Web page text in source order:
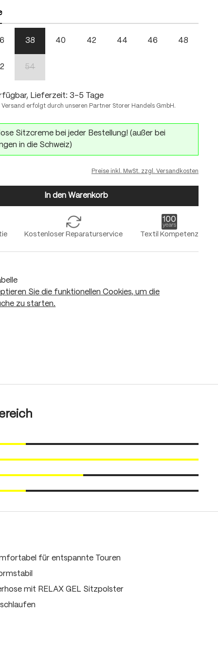
38 40 42 44 46 48
54
Lieferzeit: 3-5 Tage
erfolgt durch unseren Partner Storer Handels GmbH.
Sitzcreme bei jeder Bestellung! (außer bei
in die Schweiz)
Preise inkl. MwSt. zzgl. Versandkosten
In den Warenkorb
Kostenloser Reparaturservice Textil Kompetenz
Sie die funktionellen Cookies, um die
zu starten.
für entspannte Touren
mit RELAX GEL Sitzpolster